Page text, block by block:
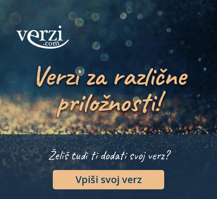
Verzi za različne
priložnosti!
Želiš tudi ti dodati svoj verz?
Vpiši svoj verz